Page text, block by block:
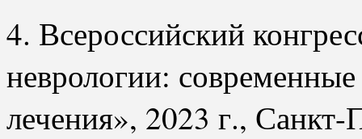
4. Всероссийский
неврологии:
лечения», 2023 г., Санкт-